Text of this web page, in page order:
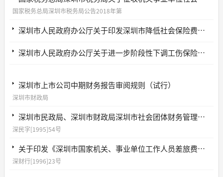
国家税务总局深圳市税务局公告2018年第
深圳市人民政府办公厅关于印发深圳市降低社会保险费率实施方案的通知
深圳市人民政府办公厅关于进一步阶段性下调工伤保险费率的通知
深圳市上市公司中期财务报告审阅规则（试行）
深圳市财政局
深圳市民政局、深圳市财政局深圳市社会团体财务管理规定
深民字[1995]54号
关于印发《深圳市国家机关、事业单位工作人员差旅费开支的规定》的通知
深财行[1996]23号